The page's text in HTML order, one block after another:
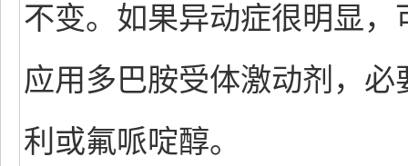
不变。如果异动症很明显
应用多巴胺受体激动剂，
利或氟哌啶醇。